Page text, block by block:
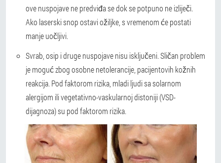
ove nuspojave ne predviđa se dok se potpuno ne izliječi.
Ako laserski snop ostavi ožiljke, s vremenom će postati
manje uočljivi.
Svrab, osip i druge nuspojave nisu isključeni. Sličan problem
je moguć zbog osobne netolerancije, pacijentovih kožnih
reakcija. Pod faktorom rizika, mladi ljudi sa solarnom
alergijom ili vegetativno-vaskularnoj distoniji (VSD-
dijagnoza) su pod faktorom rizika.